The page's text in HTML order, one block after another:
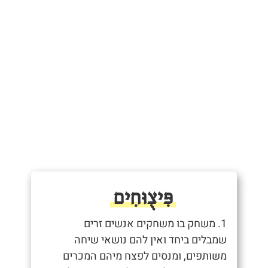
פִּיצֻוּחִים
1. משחק בו משחקים אנשים זרים
שמבלים ביחד ואין להם נושאי שיחה
משותפים, ומנסים לפצח מיהם המכרים